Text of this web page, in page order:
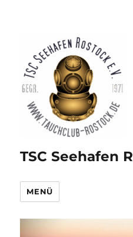
TSC Seehafen
MENÜ